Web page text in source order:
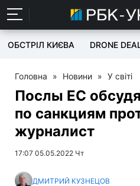
ОБСТРІЛ КИЄВА DRONE
Головна » Новини » У світі
Послы ЕС
по санкциям
журналист
17:07 05.05.2022 Чт
ДМИТРИЙ КУЗНЕЦОВ